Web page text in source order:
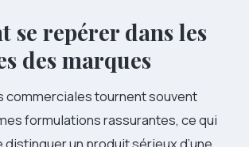
se repérer dans les
des marques
commerciales tournent souvent
formulations rassurantes, ce qui